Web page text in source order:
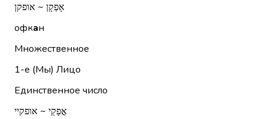
אָפְקָן ~ אופקן
офкан
Множественное
1-е (Мы) Лицо
Единственное число
אֳפָקַי ~ אופקיי